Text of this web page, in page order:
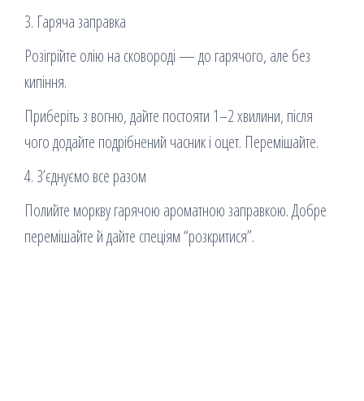
3. Гаряча заправка
Розігрійте олію на сковороді — до гарячого, але без
кипіння.
Приберіть з вогню, дайте постояти 1–2 хвилини, після
чого додайте подрібнений часник і оцет. Перемішайте.
4. З’єднуємо все разом
Полийте моркву гарячою ароматною заправкою. Добре
перемішайте й дайте спеціям “розкритися”.